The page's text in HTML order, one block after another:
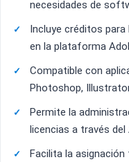
necesidades de
Incluye créditos
en la plataforma
Compatible con
Photoshop,
Permite la
licencias a través del
Facilita la asignación